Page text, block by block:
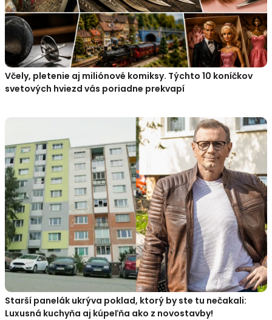
Včely, pletenie aj miliónové komiksy. Týchto 10 koníčkov
svetových hviezd vás poriadne prekvapí
Starší panelák ukrýva poklad, ktorý by ste tu nečakali:
Luxusná kuchyňa aj kúpeľňa ako z novostavby!